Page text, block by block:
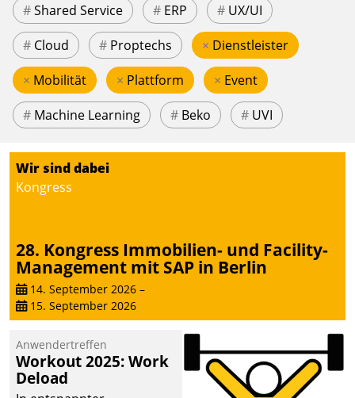
#Shared Service # ERP # UX/UI
# Cloud # Proptechs × Dienstleister
× Mobilität × Plattform × Event
# Machine Learning # Beko # UVI
Wir sind dabei
Kongress
28. Kongress Immobilien- und Facility-
Management mit SAP in Berlin
14. September 2026 –
15. September 2026
Anwendertreffen
Workout 2025: Work
Deload